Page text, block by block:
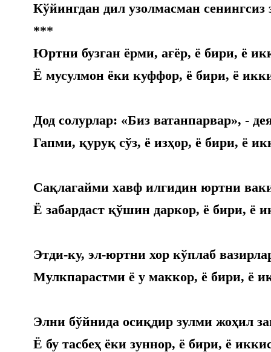
Кўйингдан дил узолмасман сенингсиз
***
Юртни бузган ёрми, ағёр, ё бири, ё
Ё мусулмон ёки куффор, ё бири, ё
Дод солурлар: «Биз ватанпарвар», -
Гапми, қуруқ сўз, ё изҳор, ё бири, ё
Сақлагайми хавф илгидин юртни
Ё забардаст қўшин даркор, ё бири, ё
Этди-ку, эл-юртни хор кўплаб
Мулкпарастми ё у маккор, ё бири, ё
Элни бўйнида осиқдир зулми жоҳил
Ё бу тасбеҳ ёки зуннор, ё бири, ё